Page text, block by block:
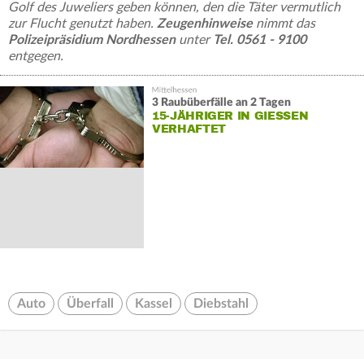
Golf des Juweliers geben können, den die Täter vermutlich
zur Flucht genutzt haben. Zeugenhinweisenimmt das
Polizeipräsidium Nordhessenunter Tel. 0561 - 9100
entgegen.
3 Raubüberfälle an 2 Tagen
15-JÄHRIGER IN GIESSEN V
ERHAFTET
Auto Überfall Kassel Diebstahl